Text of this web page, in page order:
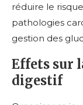
réduire le
pathologies
gestion des
Effets sur
digestif